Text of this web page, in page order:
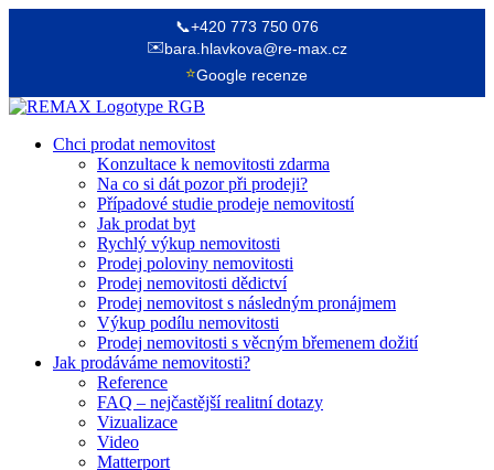
📞+420 773 750 076
✉️bara.hlavkova@re-max.cz
⭐Google recenze
Chci prodat nemovitost
Konzultace k nemovitosti zdarma
Na co si dát pozor při prodeji?
Případové studie prodeje nemovitostí
Jak prodat byt
Rychlý výkup nemovitosti
Prodej poloviny nemovitosti
Prodej nemovitosti dědictví
Prodej nemovitost s následným pronájmem
Výkup podílu nemovitosti
Prodej nemovitosti s věcným břemenem dožití
Jak prodáváme nemovitosti?
Reference
FAQ – nejčastější realitní dotazy
Vizualizace
Video
Matterport